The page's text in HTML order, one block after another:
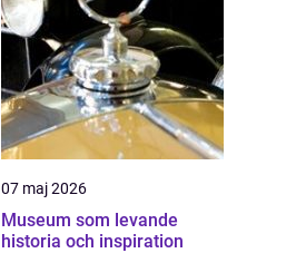
07 maj 2026
Museum som levande
historia och inspiration